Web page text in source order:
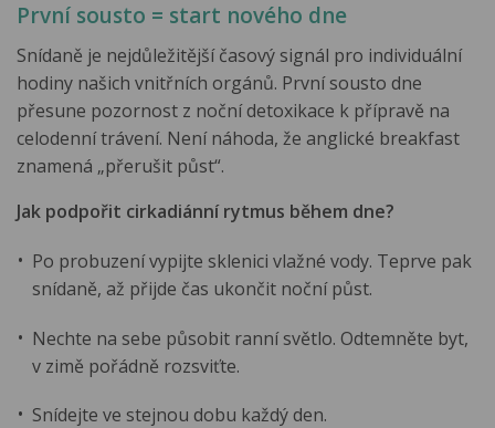
První sousto = start nového dne
Snídaně je nejdůležitější časový signál pro individuální
hodiny našich vnitřních orgánů. První sousto dne
přesune pozornost z noční detoxikace k přípravě na
celodenní trávení. Není náhoda, že anglické breakfast
znamená „přerušit půst“.
Jak podpořit cirkadiánní rytmus během dne?
Po probuzení vypijte sklenici vlažné vody. Teprve pak
snídaně, až přijde čas ukončit noční půst.
Nechte na sebe působit ranní světlo. Odtemněte byt,
v zimě pořádně rozsviťte.
Snídejte ve stejnou dobu každý den.